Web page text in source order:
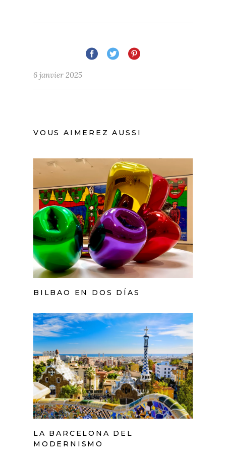
6 janvier 2025
VOUS AIMEREZ AUSSI
BILBAO EN DOS DÍAS
LA BARCELONA DEL
MODERNISMO